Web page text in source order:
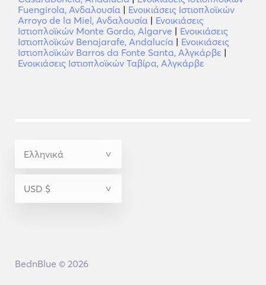
Fuengirola, Ανδαλουσία | Ενοικιάσεις Ιστιοπλοϊκών
Arroyo de la Miel, Ανδαλουσία | Ενοικιάσεις
Ιστιοπλοϊκών Monte Gordo, Algarve | Ενοικιάσεις
Ιστιοπλοϊκών Benajarafe, Andalucía | Ενοικιάσεις
Ιστιοπλοϊκών Barros da Fonte Santa, Αλγκάρβε |
Ενοικιάσεις Ιστιοπλοϊκών Ταβίρα, Αλγκάρβε
BednBlue © 2026